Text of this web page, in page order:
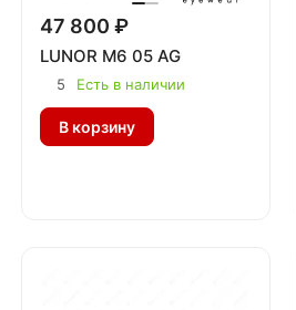
47 800 ₽
LUNOR M6 05 AG
5 Есть в наличии
В корзину